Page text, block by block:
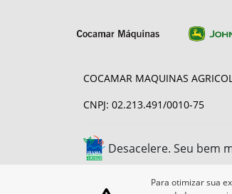
COCAMAR MAQUINAS
CNPJ: 02.213.491/0010-75
Desacelere. Seu bem
Para otimizar sua